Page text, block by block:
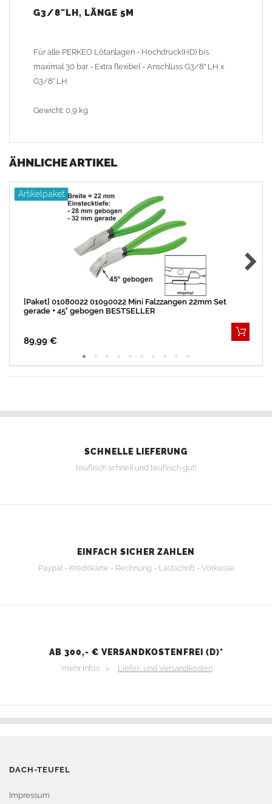
G3/8"LH, LÄNGE 5M
Für alle PERKEO Lötanlagen - Hochdruck(HD) bis
maximal 30 bar - Extra flexibel - Anschluss G3/8" LH x
G3/8" LH
Gewicht: 0,9 kg
ÄHNLICHE ARTIKEL
Artikelpaket
[Paket] 01080022 01090022 Mini Falzzangen 22mm Set
gerade + 45° gebogen BESTSELLER
89,99 €
SCHNELLE LIEFERUNG
teuflisch schnell und teuflisch gut!
EINFACH SICHER ZAHLEN
Paypal - Kreditkarte - Rechnung - Lastschrift - Vorkasse
AB 300,- € VERSANDKOSTENFREI (D)*
*mehr Infos > Liefer- und Versandkosten
DACH-TEUFEL
Impressum